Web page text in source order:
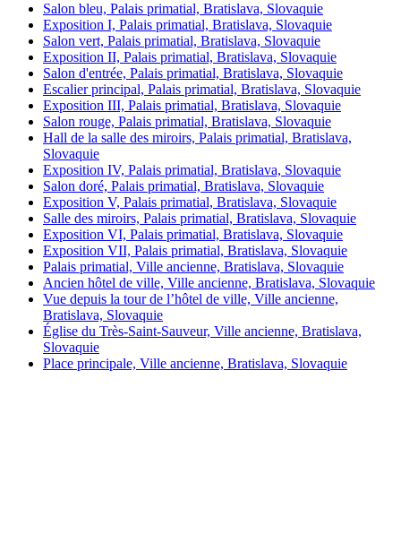
Salon bleu, Palais primatial, Bratislava, Slovaquie
Exposition I, Palais primatial, Bratislava, Slovaquie
Salon vert, Palais primatial, Bratislava, Slovaquie
Exposition II, Palais primatial, Bratislava, Slovaquie
Salon d'entrée, Palais primatial, Bratislava, Slovaquie
Escalier principal, Palais primatial, Bratislava, Slovaquie
Exposition III, Palais primatial, Bratislava, Slovaquie
Salon rouge, Palais primatial, Bratislava, Slovaquie
Hall de la salle des miroirs, Palais primatial, Bratislava,
Slovaquie
Exposition IV, Palais primatial, Bratislava, Slovaquie
Salon doré, Palais primatial, Bratislava, Slovaquie
Exposition V, Palais primatial, Bratislava, Slovaquie
Salle des miroirs, Palais primatial, Bratislava, Slovaquie
Exposition VI, Palais primatial, Bratislava, Slovaquie
Exposition VII, Palais primatial, Bratislava, Slovaquie
Palais primatial, Ville ancienne, Bratislava, Slovaquie
Ancien hôtel de ville, Ville ancienne, Bratislava, Slovaquie
Vue depuis la tour de l’hôtel de ville, Ville ancienne,
Bratislava, Slovaquie
Église du Très-Saint-Sauveur, Ville ancienne, Bratislava,
Slovaquie
Place principale, Ville ancienne, Bratislava, Slovaquie